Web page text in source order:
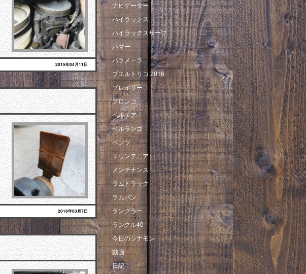
2015年04月11日
2018年03月7日
ナビゲーター
ハイラックス
ハイラックスサーフ
ハマー
パラメーラ
プエルトリコ 2016
ブレイザー
ブロンコ
ベルエア
ベルランゴ
ベンツ
マウンテニア
メンテナンス
ラムトラック
ラムバン
ラングラー
ランクル40
今日のシナモン
動画
日記